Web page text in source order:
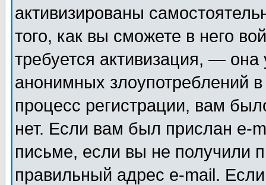
активизированы
того, как вы сможете в него
требуется активизация, —
анонимных злоупотреблений
процесс регистрации, вам
нет. Если вам был прислан e-
письме, если вы не получили
правильный адрес e-mail.